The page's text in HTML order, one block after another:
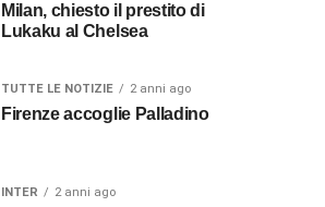
Milan, chiesto il prestito di
Lukaku al Chelsea
TUTTE LE NOTIZIE 2 anni ago
Firenze accoglie Palladino
INTER 2 anni ago